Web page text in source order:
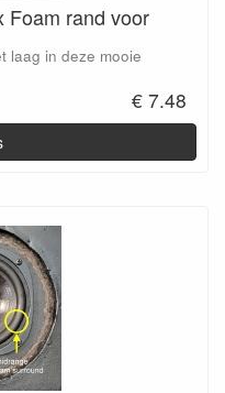
Foam rand voor
laag in deze mooie
€ 7.48